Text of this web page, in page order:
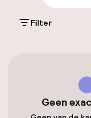
Parkeren &
Openbaar
Filter
Geen